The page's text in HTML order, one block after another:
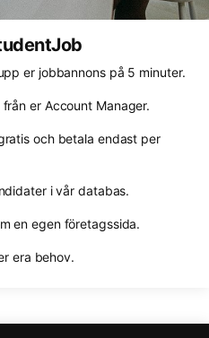
er jobbannons på 5 minuter.
er Account Manager.
och betala endast per
i vår databas.
en egen företagssida.
era behov.